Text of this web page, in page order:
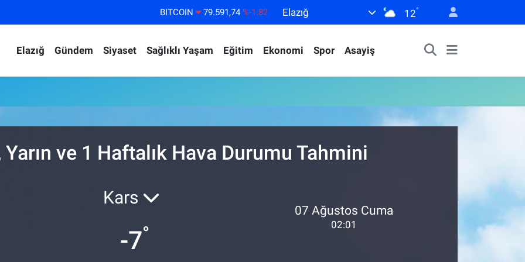
BITCOIN 79.591,74 %-1.82
EURO
53,38690 %0.19
STERLİN
61,60380 %0.18
Elazığ 12°
Elazığ Gündem Siyaset Sağlıklı Yaşam Eğitim Ekonomi Spor Asayiş
ve 1 Haftalık Hava Durumu Tahmini
Kars
-7°
07 Ağustos Cuma
02:01